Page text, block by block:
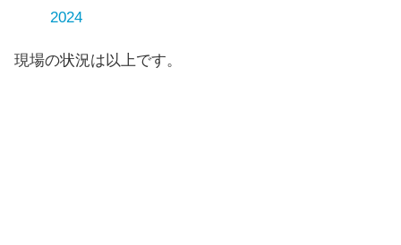
2024
現場の状況は以上です。